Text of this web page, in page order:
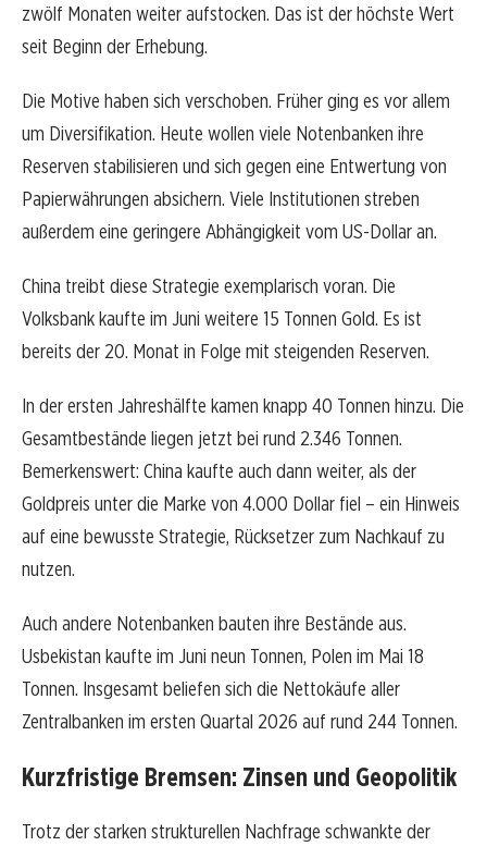
zwölf Monaten weiter aufstocken. Das ist der höchste Wert
seit Beginn der Erhebung.
Die Motive haben sich verschoben. Früher ging es vor allem
um Diversifikation. Heute wollen viele Notenbanken ihre
Reserven stabilisieren und sich gegen eine Entwertung von
Papierwährungen absichern. Viele Institutionen streben
außerdem eine geringere Abhängigkeit vom US-Dollar an.
China treibt diese Strategie exemplarisch voran. Die
Volksbank kaufte im Juni weitere 15 Tonnen Gold. Es ist
bereits der 20. Monat in Folge mit steigenden Reserven.
In der ersten Jahreshälfte kamen knapp 40 Tonnen hinzu. Die
Gesamtbestände liegen jetzt bei rund 2.346 Tonnen.
Bemerkenswert: China kaufte auch dann weiter, als der
Goldpreis unter die Marke von 4.000 Dollar fiel – ein Hinweis
auf eine bewusste Strategie, Rücksetzer zum Nachkauf zu
nutzen.
Auch andere Notenbanken bauten ihre Bestände aus.
Usbekistan kaufte im Juni neun Tonnen, Polen im Mai 18
Tonnen. Insgesamt beliefen sich die Nettokäufe aller
Zentralbanken im ersten Quartal 2026 auf rund 244 Tonnen.
Kurzfristige Bremsen: Zinsen und Geopolitik
Trotz der starken strukturellen Nachfrage schwankte der